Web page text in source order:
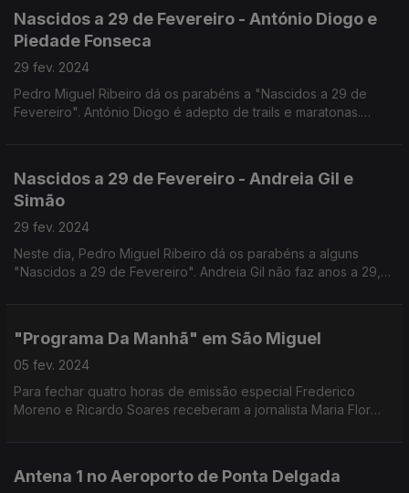
Nascidos a 29 de Fevereiro - António Diogo e
Piedade Fonseca
29 fev. 2024
Pedro Miguel Ribeiro dá os parabéns a "Nascidos a 29 de
Fevereiro". António Diogo é adepto de trails e maratonas.
Nascidos a 29 de Fevereiro - Andreia Gil e
Simão
29 fev. 2024
Neste dia, Pedro Miguel Ribeiro dá os parabéns a alguns
"Nascidos a 29 de Fevereiro". Andreia Gil não faz anos a 29,
"Programa Da Manhã" em São Miguel
05 fev. 2024
Para fechar quatro horas de emissão especial Frederico
Moreno e Ricardo Soares receberam a jornalista Maria Flor
Antena 1 no Aeroporto de Ponta Delgada